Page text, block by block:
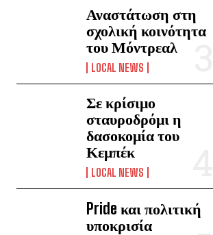
Αναστάτωση στη
σχολική κοινότητα
του Μόντρεαλ
LOCAL NEWS
Σε κρίσιμο
σταυροδρόμι η
δασοκομία του
Κεμπέκ
LOCAL NEWS
Pride και πολιτική
υποκρισία